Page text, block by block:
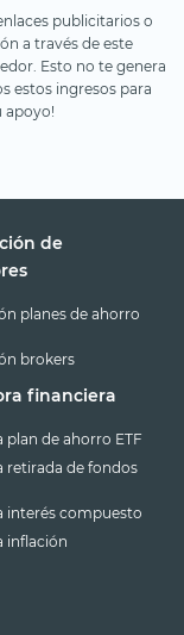
publicitarios o
a través de este
Esto no te genera
estos ingresos para
apoyo!
de
planes de ahorro
brokers
financiera
plan de ahorro ETF
retirada de fondos
interés compuesto
inflación